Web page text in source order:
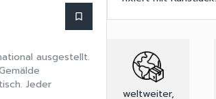
bookmark_border
ausgestellt.
Jeder
weltweiter,